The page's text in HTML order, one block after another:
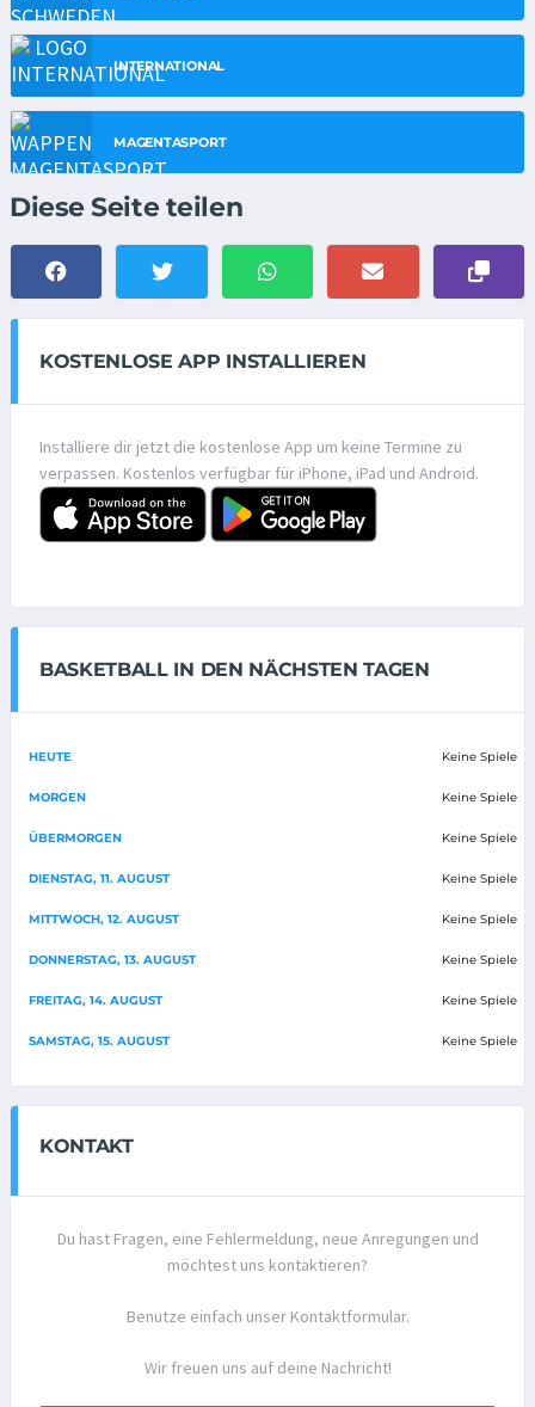
INTERNATIONAL
MAGENTASPORT
Diese Seite teilen
KOSTENLOSE APP INSTALLIEREN
Installiere dir jetzt die kostenlose App um keine Termine zu
verpassen. Kostenlos verfügbar für iPhone, iPad und Android.
BASKETBALL IN DEN NÄCHSTEN TAGEN
HEUTE Keine Spiele
MORGEN Keine Spiele
ÜBERMORGEN Keine Spiele
DIENSTAG, 11. AUGUST Keine Spiele
MITTWOCH, 12. AUGUST Keine Spiele
DONNERSTAG, 13. AUGUST Keine Spiele
FREITAG, 14. AUGUST Keine Spiele
SAMSTAG, 15. AUGUST Keine Spiele
KONTAKT
Du hast Fragen, eine Fehlermeldung, neue Anregungen und
möchtest uns kontaktieren?
Benutze einfach unser Kontaktformular.
Wir freuen uns auf deine Nachricht!